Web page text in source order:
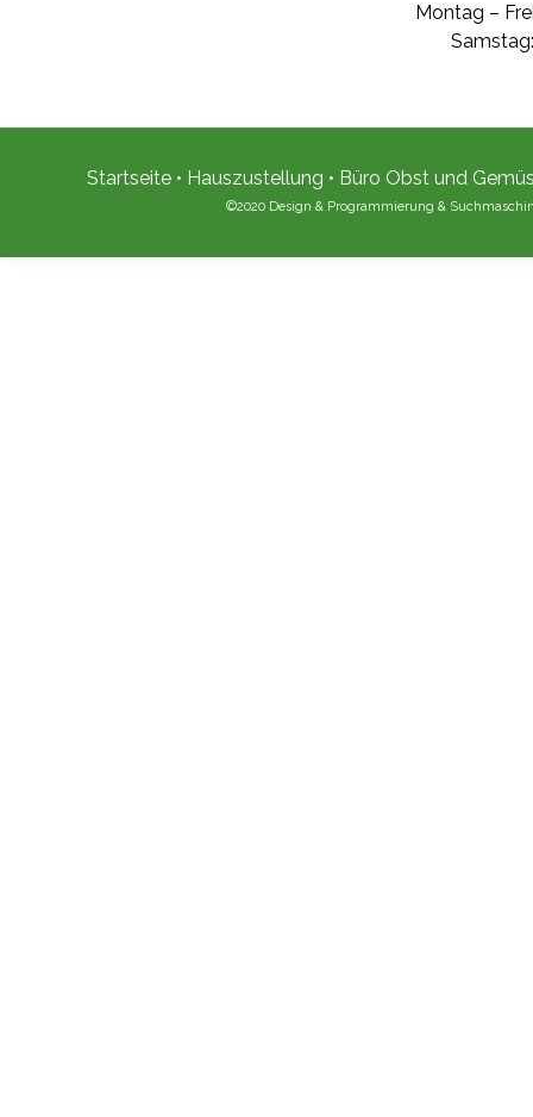
Montag –
Startseite• Hauszustellung • Büro Obst und
©2020 Design & Programmierung &